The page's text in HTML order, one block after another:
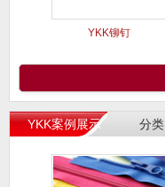
YKK铆钉
YKK案例展示 分类